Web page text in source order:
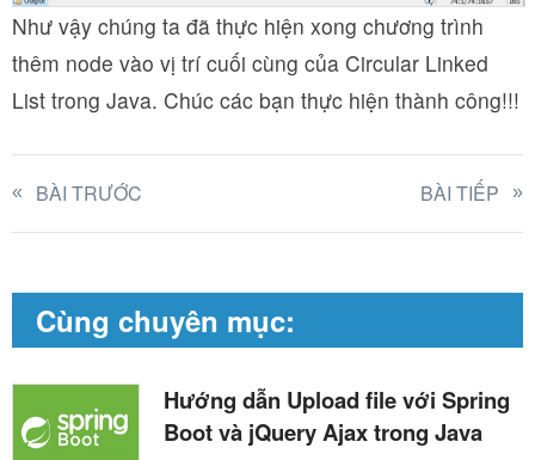
Như vậy chúng ta đã thực hiện xong chương trình
thêm node vào vị trí cuối cùng của Circular Linked
List trong Java. Chúc các bạn thực hiện thành công!!!
BÀI TRƯỚC BÀI TIẾP
Cùng chuyên mục:
Hướng dẫn Upload file với Spring
Boot và jQuery Ajax trong Java